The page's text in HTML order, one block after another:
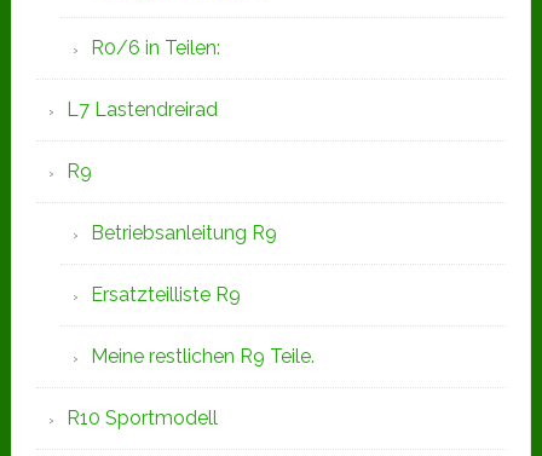
R0/6 in Teilen:
L7 Lastendreirad
R9
Betriebsanleitung R9
Ersatzteilliste R9
Meine restlichen R9 Teile.
R10 Sportmodell